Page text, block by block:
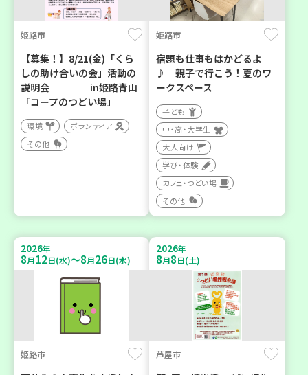
姫路市
【募集！】8/21(金)「くら
しの助け合いの会」活動の
説明会 in姫路青山
「コープのつどい場」
環境
ボランティア
その他
姫路市
宿題も仕事もはかどるよ
♪ 親子で行こう！夏のワ
ークスペース
子ども
中・高・大学生
大人向け
学び・体験
カフェ・つどい場
その他
2026年
8月12日(水)～8月26日(水)
姫路市
2026年
8月8日(土)
芦屋市